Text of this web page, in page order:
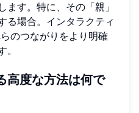
ます。特に、その「親」
る場合。 インタラクティ
のつながりをより明確
高度な方法は何で